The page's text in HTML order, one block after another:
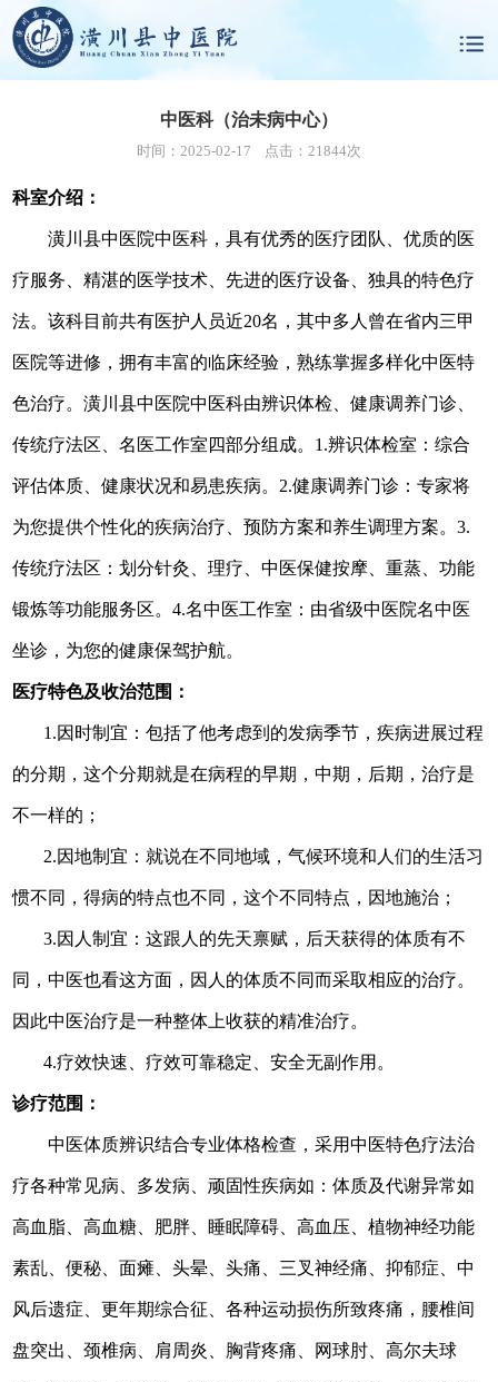
中医科（治未病中心）
时间：2025-02-17 点击：21844次
科室介绍：
潢川县中医院中医科，具有优秀的医疗团队、优质的医
疗服务、精湛的医学技术、先进的医疗设备、独具的特色疗
法。该科目前共有医护人员近20名 ，其中多人曾在省内三甲
医院等进修，拥有丰富的临床经验，熟练掌握多样化中医特
色治疗。潢川县中医院中医科由辨识体检、健康调养门诊、
传统疗法区、名医工作室四部分组成。 1.辨识体检室：综合
评估体质、健康状况和易患疾病。 2.健康调养门诊：专家将
为您提供个性化的疾病治疗、预防方案和养生调理方案。3.
传统疗法区：划分针灸、理疗、中医保健按摩、重蒸、功能
锻炼等功能服务区。4.名中医工作室：由省级中医院名中医
坐诊，为您的健康保驾护航。
医疗特色及收治范围：
1.因时制宜：包括了他考虑到的发病季节，疾病进展过程
的分期，这个分期就是在病程的早期，中期，后期，治疗是
不一样的；
2.因地制宜：就说在不同地域，气候环境和人们的生活习
惯不同，得病的特点也不同，这个不同特点，因地施治；
3.因人制宜：这跟人的先天禀赋，后天获得的体质有不
同，中医也看这方面，因人的体质不同而采取相应的治疗。
因此中医治疗是一种整体上收获的精准治疗。
4.疗效快速、疗效可靠稳定、安全无副作用 。
诊疗范围：
中医体质辨识结合专业体格检查，采用中医特色疗法治
疗各种常见病、多发病、顽固性疾病如：体质及代谢异常如
高血脂、高血糖、肥胖、睡眠障碍、高血压、植物神经功能
素乱、便秘、面瘫、头晕、头痛、三叉神经痛、抑郁症、中
风后遗症、更年期综合征、各种运动损伤所致疼痛，腰椎间
盘突出、颈椎病、肩周炎、胸背疼痛、网球肘、高尔夫球